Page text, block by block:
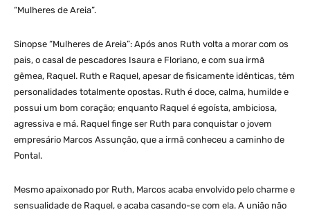
“Mulheres de Areia”.
Sinopse “Mulheres de Areia”: Após anos Ruth volta a morar com os
pais, o casal de pescadores Isaura e Floriano, e com sua irmã
gêmea, Raquel. Ruth e Raquel, apesar de fisicamente idênticas, têm
personalidades totalmente opostas. Ruth é doce, calma, humilde e
possui um bom coração; enquanto Raquel é egoísta, ambiciosa,
agressiva e má. Raquel finge ser Ruth para conquistar o jovem
empresário Marcos Assunção, que a irmã conheceu a caminho de
Pontal.
Mesmo apaixonado por Ruth, Marcos acaba envolvido pelo charme e
sensualidade de Raquel, e acaba casando-se com ela. A união não